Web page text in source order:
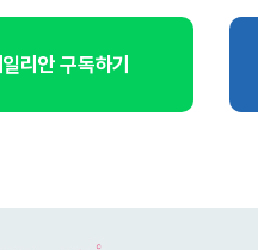
리안 구독하기